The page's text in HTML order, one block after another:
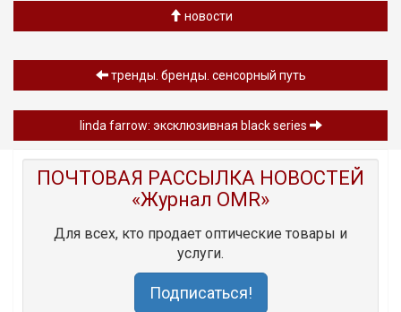
новости
тренды. бренды. сенсорный путь
linda farrow: эксклюзивная black series
ПОЧТОВАЯ РАССЫЛКА НОВОСТЕЙ
«Журнал OMR»
Для всех, кто продает оптические товары и
услуги.
Подписаться!